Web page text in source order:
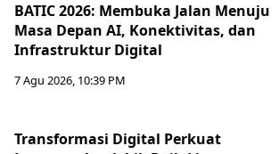
BATIC 2026: Membuka Jalan Menuju
Masa Depan AI, Konektivitas, dan
Infrastruktur Digital
7 Agu 2026, 10:39 PM
Transformasi Digital Perkuat